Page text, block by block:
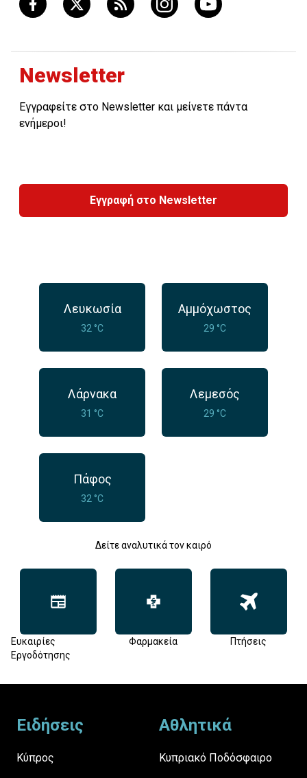
Newsletter
Εγγραφείτε στο Newsletter και μείνετε πάντα
ενήμεροι!
Εγγραφή στο Newsletter
Λευκωσία
32 °C
Αμμόχωστος
29 °C
Λάρνακα
31 °C
Λεμεσός
29 °C
Πάφος
32 °C
Δείτε αναλυτικά τον καιρό
Ευκαιρίες
Εργοδότησης
Φαρμακεία Πτήσεις
Ειδήσεις
Κύπρος
Αθλητικά
Κυπριακό Ποδόσφαιρο